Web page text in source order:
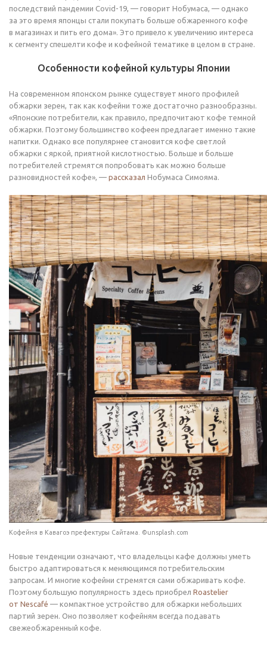
последствий пандемии Covid-19, — говорит Нобумаса, — однако
за это время японцы стали покупать больше обжаренного кофе
в магазинах и пить его дома». Это привело к увеличению интереса
к сегменту спешелти кофе и кофейной тематике в целом в стране.
Особенности кофейной культуры Японии
На современном японском рынке существует много профилей
обжарки зерен, так как кофейни тоже достаточно разнообразны.
«Японские потребители, как правило, предпочитают кофе темной
обжарки. Поэтому большинство кофеен предлагает именно такие
напитки. Однако все популярнее становится кофе светлой
обжарки с яркой, приятной кислотностью. Больше и больше
потребителей стремятся попробовать как можно больше
разновидностей кофе», — рассказал Нобумаса Симояма.
Кофейня в Кавагоэ префектуры Сайтама. ©unsplash.com
Новые тенденции означают, что владельцы кафе должны уметь
быстро адаптироваться к меняющимся потребительским
запросам. И многие кофейни стремятся сами обжаривать кофе.
Поэтому большую популярность здесь приобрел Roastelier
от Nescafé — компактное устройство для обжарки небольших
партий зерен. Оно позволяет кофейням всегда подавать
свежеобжаренный кофе.